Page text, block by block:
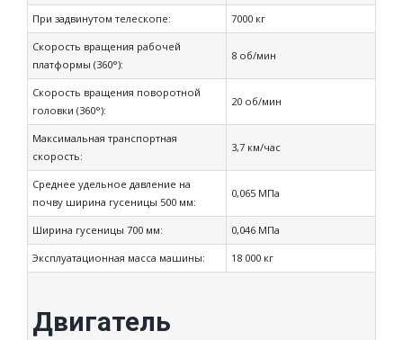
При задвинутом телескопе: 7000 кг
Скорость вращения рабочей
платформы (360°):
8 об/мин
Скорость вращения поворотной
головки (360°):
20 об/мин
Максимальная транспортная
скорость:
3,7 км/час
Среднее удельное давление на
почву ширина гусеницы 500 мм:
0,065 МПа
Ширина гусеницы 700 мм: 0,046 МПа
Эксплуатационная масса машины: 18 000 кг
Двигатель